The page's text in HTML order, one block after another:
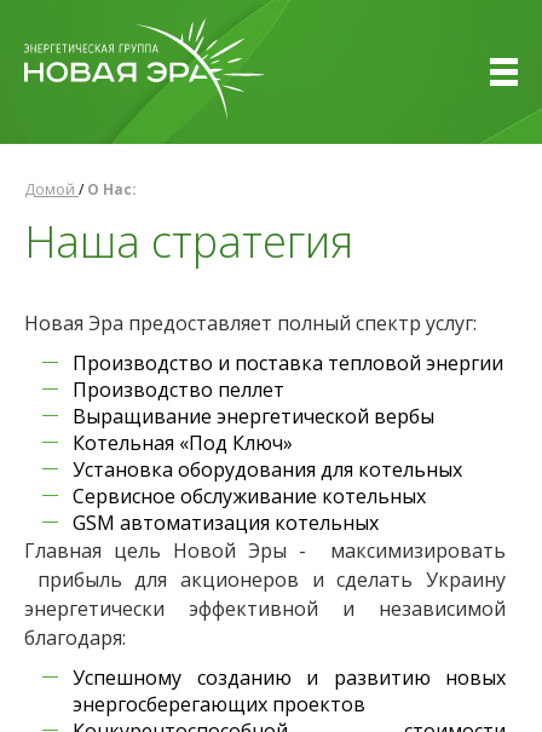
Домой /О Нас:
Наша стратегия
Новая Эра предоставляет полный спектр услуг:
Производство и поставка тепловой энергии
Производство пеллет
Выращивание энергетической вербы
Котельная «Под Ключ»
Установка оборудования для котельных
Сервисное обслуживание котельных
GSM автоматизация котельных
Главная цель Новой Эры - максимизировать
прибыль для акционеров и сделать Украину
энергетически эффективной и независимой
благодаря:
Успешному созданию и развитию новых
энергосберегающих проектов